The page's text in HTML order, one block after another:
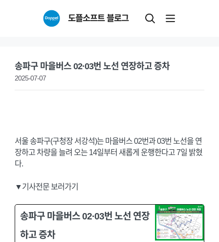
도플소프트 블로그
송파구 마을버스 02·03번 노선 연장하고 증차
2025-07-07
서울 송파구(구청장 서강석)는 마을버스 02번과 03번 노선을 연
장하고 차량을 늘려 오는 14일부터 새롭게 운행한다고 7일 밝혔
다.
▼기사전문 보러가기
송파구 마을버스 02·03번 노선 연장
하고 증차